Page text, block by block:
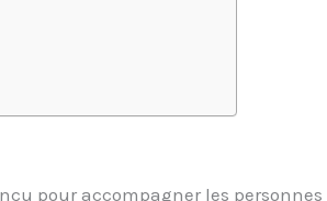
pour accompagner les